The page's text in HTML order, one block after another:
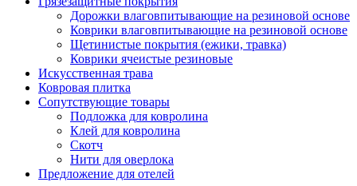
Дорожки влаговпитывающие на резиновой основе
Коврики влаговпитывающие на резиновой основе
Щетинистые покрытия (ежики, травка)
Коврики ячеистые резиновые
Искусственная трава
Ковровая плитка
Сопутствующие товары
Подложка для ковролина
Клей для ковролина
Скотч
Нити для оверлока
Предложение для отелей